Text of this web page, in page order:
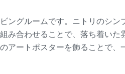
ングルームです。ニトリのシン
み合わせることで、落ち着いた
アートポスターを飾ることで、